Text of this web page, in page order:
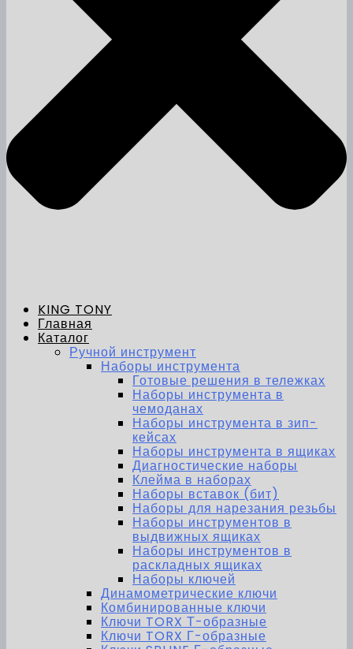
KING TONY
Главная
Каталог
Ручной инструмент
Наборы инструмента
Готовые решения в тележках
Наборы инструмента в
чемоданах
Наборы инструмента в зип-
кейсах
Наборы инструмента в ящиках
Диагностические наборы
Клейма в наборах
Наборы вставок (бит)
Наборы для нарезания резьбы
Наборы инструментов в
выдвижных ящиках
Наборы инструментов в
раскладных ящиках
Наборы ключей
Динамометрические ключи
Комбинированные ключи
Ключи TORX Т-образные
Ключи TORX Г-образные